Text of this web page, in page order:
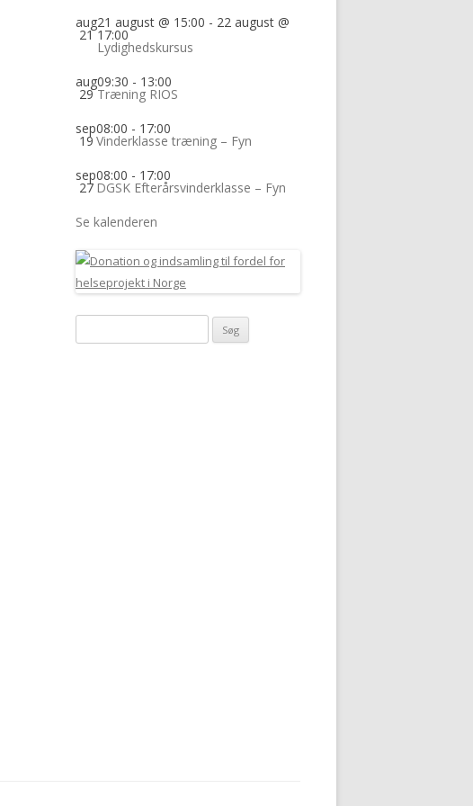
aug
21
21 august @ 15:00 - 22 august @
17:00
Lydighedskursus
aug
29
09:30 - 13:00
Træning RIOS
sep
19
08:00 - 17:00
Vinderklasse træning – Fyn
sep
27
08:00 - 17:00
DGSK Efterårsvinderklasse – Fyn
Se kalenderen
efter: